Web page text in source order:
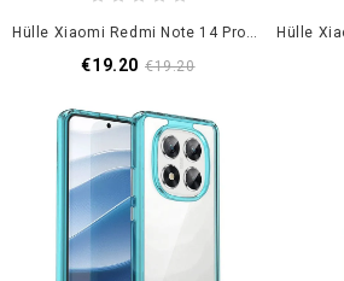
Hülle Xiaomi Redmi Note 14 Pro 5g Handyhülle Ruiyi-Serie Imak
€19.20 €19.20